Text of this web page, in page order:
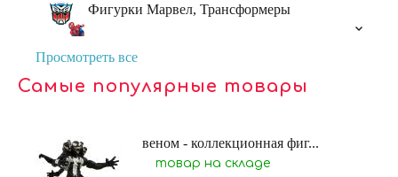
Фигурки Марвел, Трансформеры
Просмотреть все
Самые популярные товары
веном - коллекционная фиг...
товар на складе